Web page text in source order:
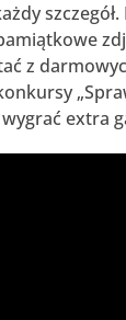
szczegół.
z
extra